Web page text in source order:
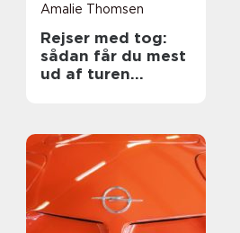
Amalie Thomsen
Rejser med tog:
sådan får du mest
ud af turen